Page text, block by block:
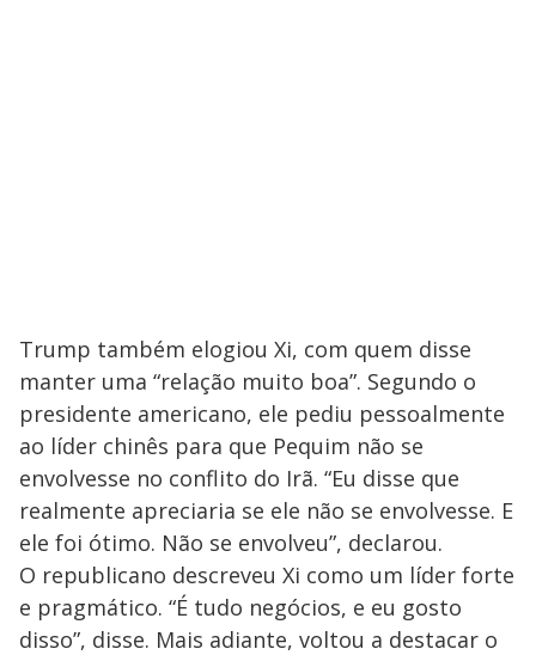
Trump também elogiou Xi, com quem disse
manter uma “relação muito boa”. Segundo o
presidente americano, ele pediu pessoalmente
ao líder chinês para que Pequim não se
envolvesse no conflito do Irã. “Eu disse que
realmente apreciaria se ele não se envolvesse. E
ele foi ótimo. Não se envolveu”, declarou.
O republicano descreveu Xi como um líder forte
e pragmático. “É tudo negócios, e eu gosto
disso”, disse. Mais adiante, voltou a destacar o